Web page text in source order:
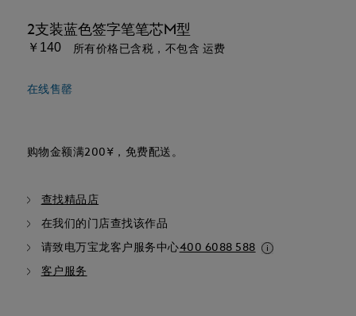
2支装蓝色签字笔笔芯M型
￥140 所有价格已含税，不包含 运费
在线售罄
购物金额满200¥，免费配送。
查找精品店
在我们的门店查找该作品
请致电万宝龙客户服务中心400 6088 588
客户服务